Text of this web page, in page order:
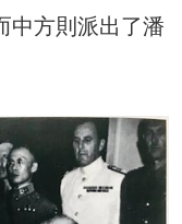
中方則派出了潘